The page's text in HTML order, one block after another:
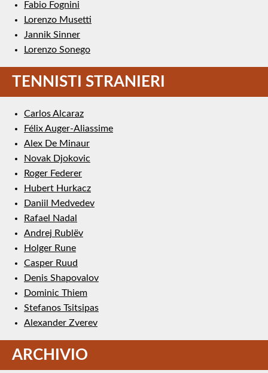
Fabio Fognini
Lorenzo Musetti
Jannik Sinner
Lorenzo Sonego
TENNISTI STRANIERI
Carlos Alcaraz
Félix Auger-Aliassime
Alex De Minaur
Novak Djokovic
Roger Federer
Hubert Hurkacz
Daniil Medvedev
Rafael Nadal
Andrej Rublëv
Holger Rune
Casper Ruud
Denis Shapovalov
Dominic Thiem
Stefanos Tsitsipas
Alexander Zverev
ARCHIVIO